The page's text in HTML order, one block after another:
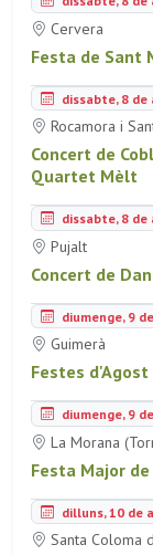
Cervera
Festa de Sant
dissabte, 8
Rocamora i
Concert de
Quartet Mèlt
dissabte, 8
Pujalt
Concert de
diumenge, 9
Guimerà
Festes
diumenge, 9
La Morana
Festa Major
dilluns, 10 de
Santa Coloma